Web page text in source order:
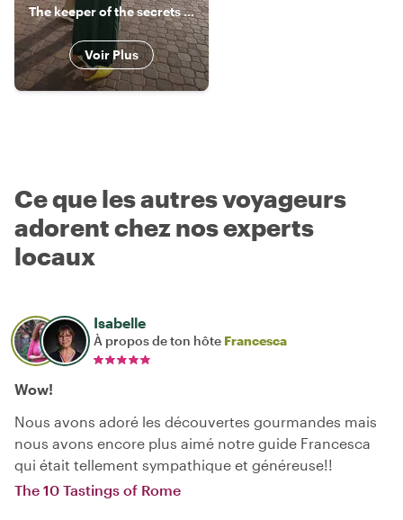
The keeper of the secrets of Agadir
Voir Plus
Ce que les autres voyageurs
adorent chez nos experts
locaux
Isabelle
À propos de ton hôte Francesca
Wow!
Nous avons adoré les découvertes gourmandes mais
nous avons encore plus aimé notre guide Francesca
qui était tellement sympathique et généreuse!!
The 10 Tastings of Rome